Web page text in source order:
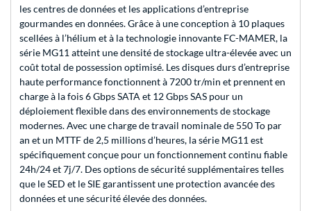
les centres de données et les applications d’entreprise
gourmandes en données. Grâce à une conception à 10 plaques
scellées à l’hélium et à la technologie innovante FC-MAMER, la
série MG11 atteint une densité de stockage ultra-élevée avec un
coût total de possession optimisé. Les disques durs d’entreprise
haute performance fonctionnent à 7200 tr/min et prennent en
charge à la fois 6 Gbps SATA et 12 Gbps SAS pour un
déploiement flexible dans des environnements de stockage
modernes. Avec une charge de travail nominale de 550 To par
an et un MTTF de 2,5 millions d’heures, la série MG11 est
spécifiquement conçue pour un fonctionnement continu fiable
24h/24 et 7j/7. Des options de sécurité supplémentaires telles
que le SED et le SIE garantissent une protection avancée des
données et une sécurité élevée des données.